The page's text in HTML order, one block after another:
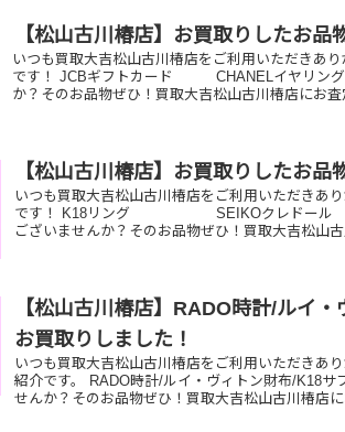
【松山古川椿店】お買取りしたお品
いつも買取大吉松山古川椿店をご利用いただきあ
です！ JCBギフトカード CHANELイヤリン
か？そのお品物ぜひ！買取大吉松山古川椿店にお査
【松山古川椿店】お買取りしたお品
いつも買取大吉松山古川椿店をご利用いただきあ
です！ K18リング SEIKOクレドール 全
ございませんか？そのお品物ぜひ！買取大吉松山古
【松山古川椿店】RADO時計/ルイ
お買取りしました！
いつも買取大吉松山古川椿店をご利用いただきあ
紹介です。 RADO時計/ルイ・ヴィトン財布/K18
せんか？そのお品物ぜひ！買取大吉松山古川椿店